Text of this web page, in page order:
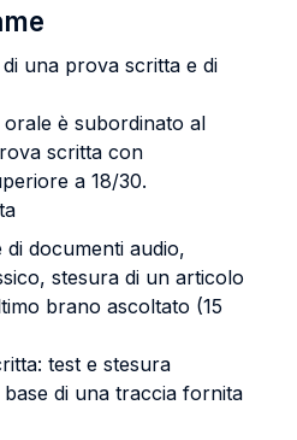
una prova scritta e di
è subordinato al
scritta con
a 18/30.
documenti audio,
stesura di un articolo
brano ascoltato (15
test e stesura
di una traccia fornita